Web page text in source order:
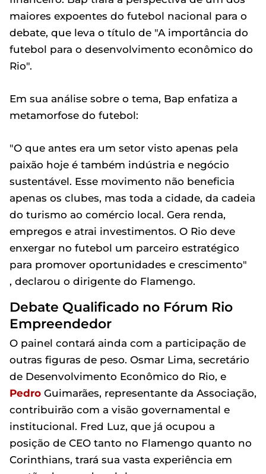
maiores expoentes do futebol nacional para o
debate, que leva o título de "A importância do
futebol para o desenvolvimento econômico do
Rio".
Em sua análise sobre o tema, Bap enfatiza a
metamorfose do futebol:
"O que antes era um setor visto apenas pela
paixão hoje é também indústria e negócio
sustentável. Esse movimento não beneficia
apenas os clubes, mas toda a cidade, da cadeia
do turismo ao comércio local. Gera renda,
empregos e atrai investimentos. O Rio deve
enxergar no futebol um parceiro estratégico
para promover oportunidades e crescimento"
, declarou o dirigente do Flamengo.
Debate Qualificado no Fórum Rio
Empreendedor
O painel contará ainda com a participação de
outras figuras de peso. Osmar Lima, secretário
de Desenvolvimento Econômico do Rio, e
Pedro Guimarães, representante da Associação,
contribuirão com a visão governamental e
institucional. Fred Luz, que já ocupou a
posição de CEO tanto no Flamengo quanto no
Corinthians, trará sua vasta experiência em